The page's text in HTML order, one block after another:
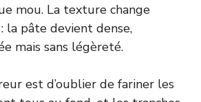
mou. La texture change
la pâte devient dense,
mais sans légèreté.
est d’oublier de fariner les